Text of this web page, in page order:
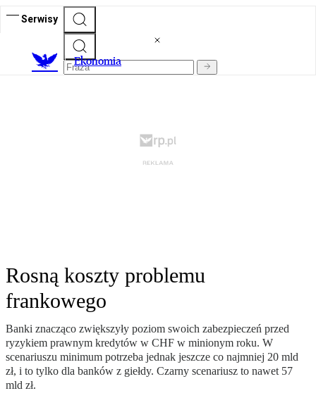
Serwisy
Ekonomia
Rosną koszty problemu
frankowego
Banki znacząco zwiększyły poziom swoich zabezpieczeń przed
ryzykiem prawnym kredytów w CHF w minionym roku. W
scenariuszu minimum potrzeba jednak jeszcze co najmniej 20 mld
zł, i to tylko dla banków z giełdy. Czarny scenariusz to nawet 57
mld zł.